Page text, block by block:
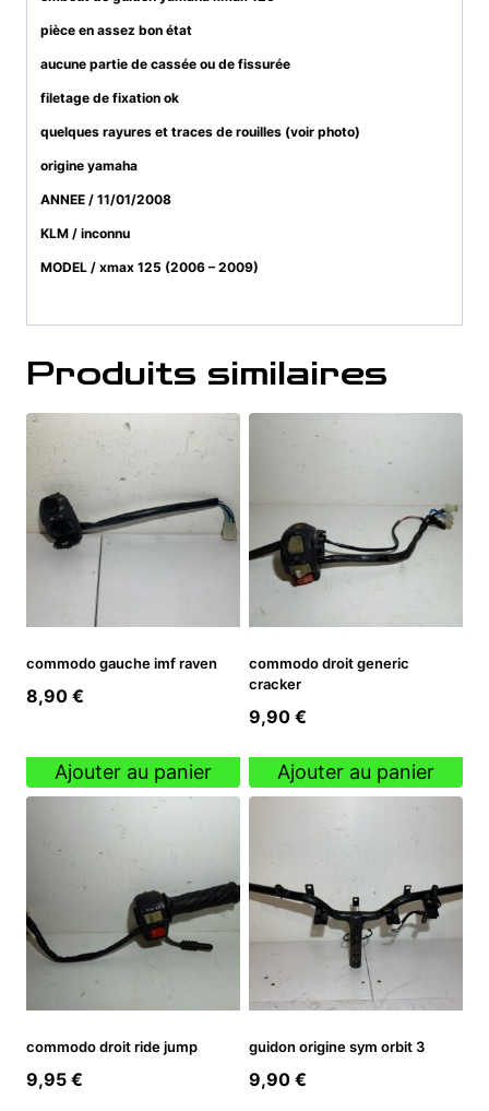
pièce en assez bon état
aucune partie de cassée ou de fissurée
filetage de fixation ok
quelques rayures et traces de rouilles (voir photo)
origine yamaha
ANNEE / 11/01/2008
KLM / inconnu
MODEL / xmax 125 (2006 – 2009)
Produits similaires
commodo gauche imf raven
8,90 €
Ajouter au panier
commodo droit generic
cracker
9,90 €
Ajouter au panier
commodo droit ride jump
9,95 €
guidon origine sym orbit 3
9,90 €